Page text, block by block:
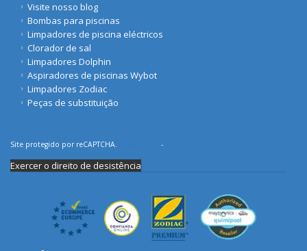
Visite nosso blog
Bombas para piscinas
Limpadores de piscina eléctricos
Clorador de sal
Limpadores Dolphin
Aspiradores de piscinas Wybot
Limpadores Zodiac
Peças de substituição
Site protegido por reCAPTCHA. -
Exercer o direito de desistência